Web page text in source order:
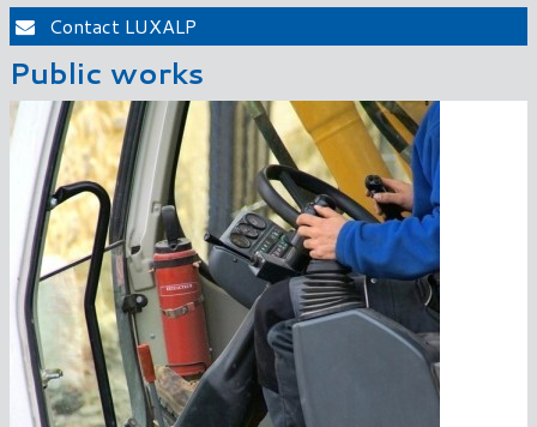
Contact LUXALP
Public works